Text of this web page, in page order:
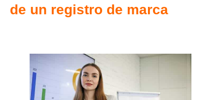
de un registro de marca